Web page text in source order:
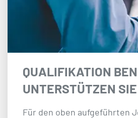
QUALIFIKATION
UNTERSTÜTZEN
Für den oben aufgeführten